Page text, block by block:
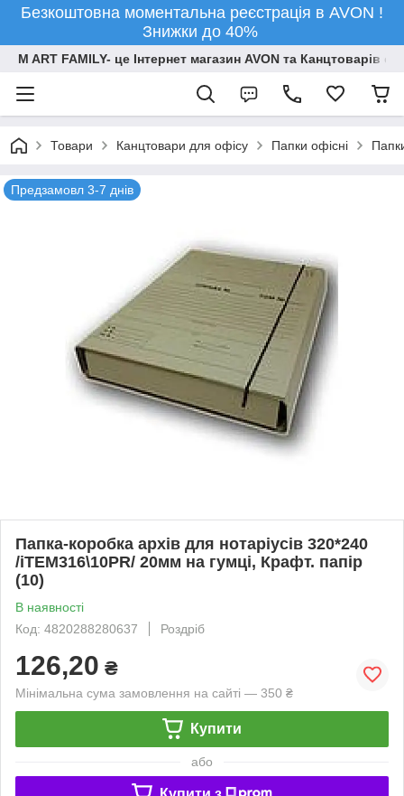
Безкоштовна моментальна реєстрація в AVON !
Знижки до 40%
M ART FAMILY- це Інтернет магазин AVON та Канцтоварів
Товари Канцтовари для офiсу Папки офісні
Предзамовл 3-7 днів
Папка-коробка архів для нотаріусів 320*240
/iTEM316\10PR/ 20мм на гумці, Крафт. папір
(10)
В наявності
Код: 4820288280637
Роздріб
126,20 ₴
Мінімальна сума замовлення на сайті — 350 ₴
Купити
або